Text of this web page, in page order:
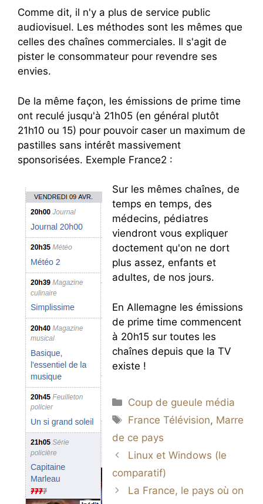
Comme dit, il n'y a plus de service public
audiovisuel. Les méthodes sont les mêmes que
celles des chaînes commerciales. Il s'agit de
pister le consommateur pour revendre ses
envies.
De la même façon, les émissions de prime time
ont reculé jusqu'à 21h05 (en général plutôt
21h10 ou 15) pour pouvoir caser un maximum de
pastilles sans intérêt massivement
sponsorisées. Exemple France2 :
Sur les mêmes chaînes, de
temps en temps, des
médecins, pédiatres
viendront vous expliquer
doctement qu'on ne dort
plus assez, enfants et
adultes, de nos jours.
En Allemagne les émissions
de prime time commencent
à 20h15 sur toutes les
chaînes depuis que la TV
existe !
Catégories
Coup de gueule média
Étiquettes
France Télévision, Marre
de ce pays
Linux et Windows (le
comparatif)
La France, le pays où on